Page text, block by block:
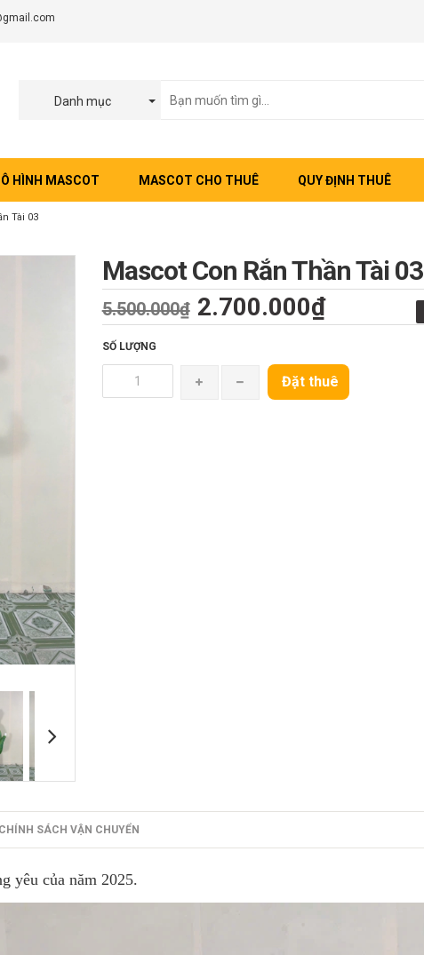
Danh mục
HÌNH MASCOT MASCOT CHO THUÊ QUY ĐỊNH THUÊ
Tài 03
Mascot Con Rắn Thần Tài 03
5.500.000₫ 2.700.000₫
SỐ LƯỢNG
Đặt thuê
CHÍNH SÁCH VẬN CHUYỂN
yêu của năm 2025.